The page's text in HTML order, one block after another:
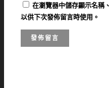
在瀏覽器中儲存顯示名稱
以供下次發佈留言時使用。